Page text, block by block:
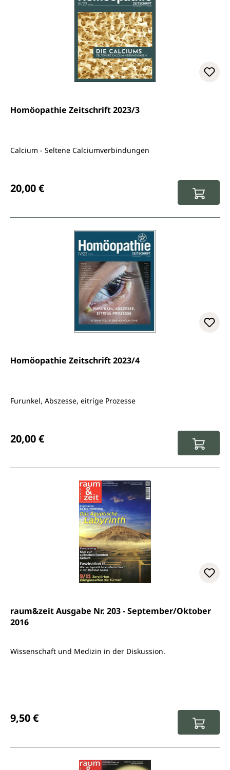
Homöopathie Zeitschrift 2023/3
Calcium - Seltene Calciumverbindungen
20,00 €
Homöopathie Zeitschrift 2023/4
Furunkel, Abszesse, eitrige Prozesse
20,00 €
raum&zeit Ausgabe Nr. 203 - September/Oktober
2016
Wissenschaft und Medizin in der Diskussion.
9,50 €